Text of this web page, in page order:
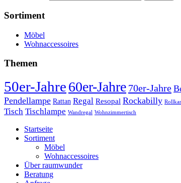
Sortiment
Möbel
Wohnaccessoires
Themen
50er-Jahre60er-Jahre 70er-Jahre
Pendellampe Rattan Regal Resopal Rockabilly
Tisch Tischlampe Wandregal Wohnzimmertisch
Startseite
Sortiment
Möbel
Wohnaccessoires
Über raumwunder
Beratung